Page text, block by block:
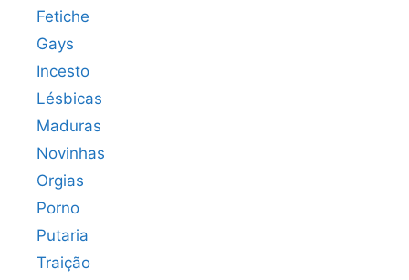
Fetiche
Gays
Incesto
Lésbicas
Maduras
Novinhas
Orgias
Porno
Putaria
Traição